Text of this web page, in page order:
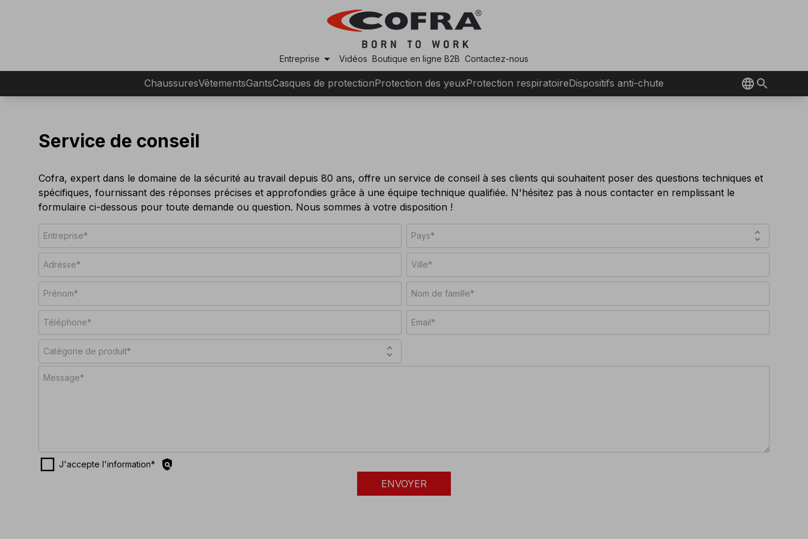
Entreprise arrow_drop_down Vidéos Boutique en ligne B2B Contactez-nous
ChaussuresVêtementsGantsCasques de protectionProtection des yeuxProtection respiratoireDispositifs anti-chute
Service de conseil
Cofra, expert dans le domaine de la sécurité au travail depuis 80 ans, offre un service de conseil à ses clients qui souhaitent poser des questions techniques et
spécifiques, fournissant des réponses précises et approfondies grâce à une équipe technique qualifiée. N'hésitez pas à nous contacter en remplissant le
formulaire ci-dessous pour toute demande ou question. Nous sommes à votre disposition !
Pays* unfold_more
Catégorie de produit* unfold_more
check_box_outline_blank J'accepte l'information* policy
ENVOYER